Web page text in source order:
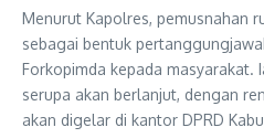
Menurut Kapolres, pemusnahan
sebagai bentuk
Forkopimda kepada masyarakat.
serupa akan berlanjut, dengan
akan digelar di kantor DPRD